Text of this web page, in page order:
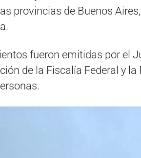
provincias de Buenos
fueron emitidas por el
de la Fiscalía Federal y